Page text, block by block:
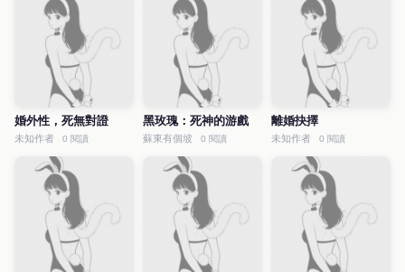
婚外性，死無對證
未知作者 0 閱讀
黑玫瑰：死神的游戲
蘇東有個坡 0 閱讀
離婚抉擇
未知作者 0 閱讀